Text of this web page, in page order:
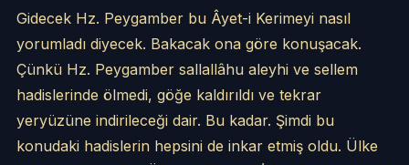
Gidecek Hz. Peygamber bu Âyet-i Kerimeyi nasıl
yorumladı diyecek. Bakacak ona göre konuşacak.
Çünkü Hz. Peygamber sallallâhu aleyhi ve sellem
hadislerinde ölmedi, göğe kaldırıldı ve tekrar
yeryüzüne indirileceği dair. Bu kadar. Şimdi bu
konudaki hadislerin hepsini de inkar etmiş oldu. Ülke